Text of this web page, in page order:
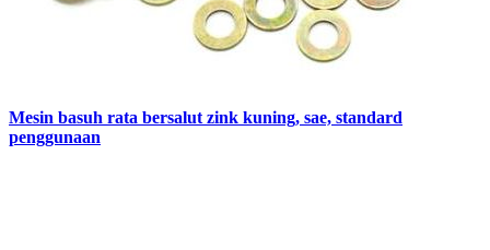
Mesin basuh rata bersalut zink kuning, sae, standard
penggunaan